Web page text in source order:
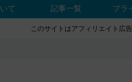
て 記事一覧 プラ
このサイトはアフィリエイト広